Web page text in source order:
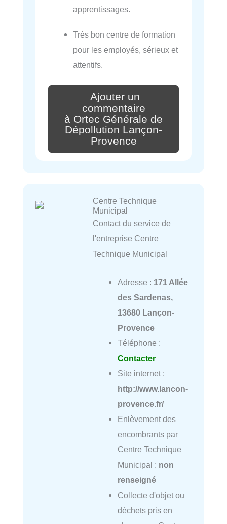
apprentissages.
Très bon centre de formation
pour les employés, sérieux et
attentifs.
Ajouter un
commentaire
à Ortec Générale de
Dépollution Lançon-
Provence
Centre Technique
Municipal
Contact du service de
l'entreprise Centre
Technique Municipal
Adresse : 171 Allée
des Sardenas,
13680 Lançon-
Provence
Téléphone :
Contacter
Site internet :
http://www.lancon-
provence.fr/
Enlèvement des
encombrants par
Centre Technique
Municipal : non
renseigné
Collecte d'objet ou
déchets pris en